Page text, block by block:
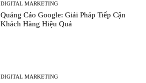
DIGITAL MARKETING
Quảng Cáo Google: Giải Pháp Tiếp Cận
Khách Hàng Hiệu Quả
DIGITAL MARKETING